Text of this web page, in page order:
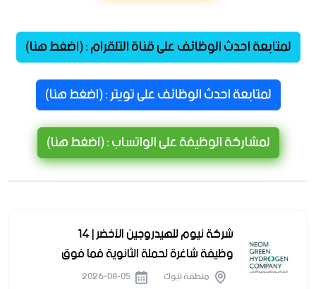
لمتابعة احدث الوظائف على قناة التلقرام : (اضغط هنا)
لمتابعة احدث الوظائف على تويتر : (اضغط هنا)
لمشاركة الوظيفة على الواتساب : (اضغط هنا)
شركة نيوم للهيدروجين الأخضر | 14
وظيفة شاغرة لحملة الثانوية فما فوق
منطقة تبوك